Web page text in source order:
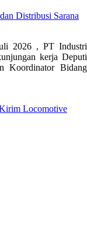
Distribusi Sarana
2026 , PT Industri
kerja Deputi
Koordinator Bidang